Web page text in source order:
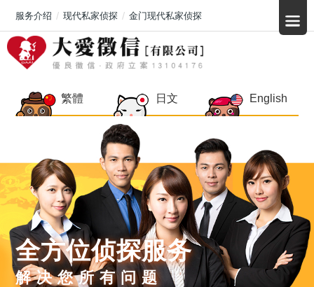
繁體 日文 English
全方位侦探服务
解决您所有问题
服务介绍 现代私家侦探 金门现代私家侦探